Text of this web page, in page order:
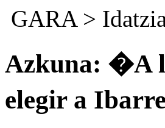
GARA>
Azkuna: �A
elegir a